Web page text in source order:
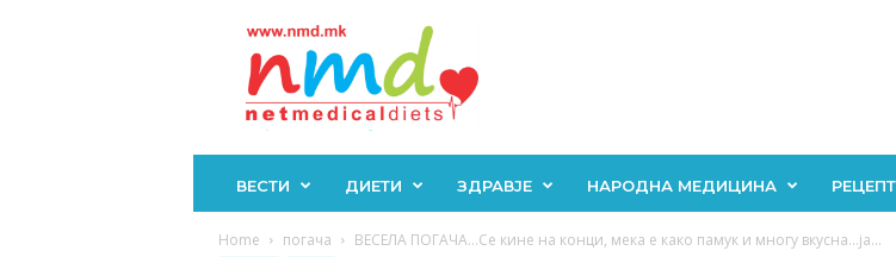
ВЕСТИ ДИЕТИ ЗДРАВЈЕ НАРОДНА МЕДИЦИНА
Home погача ВЕСЕЛА ПОГАЧА…Се кине на конци, мека е како памук и многу вкусна…ја...